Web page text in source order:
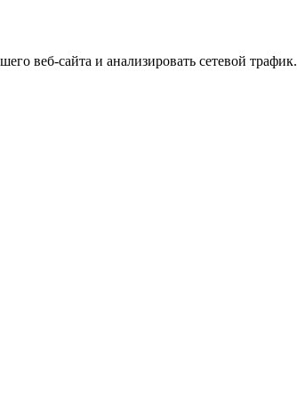
веб-сайта и анализировать сетевой трафик.